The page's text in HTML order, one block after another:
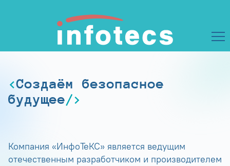
Создаём безопасное
будущее
Компания «ИнфоТеКС» является ведущим
отечественным разработчиком и производителем